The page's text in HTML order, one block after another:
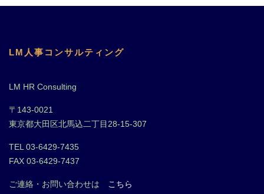
LM人事コンサルティング
LM HR Consulting
〒143-0021
東京都大田区北馬込二丁目28-15-307
TEL 03-6429-7435
FAX 03-6429-7437
ご連絡・お問い合わせは こちら